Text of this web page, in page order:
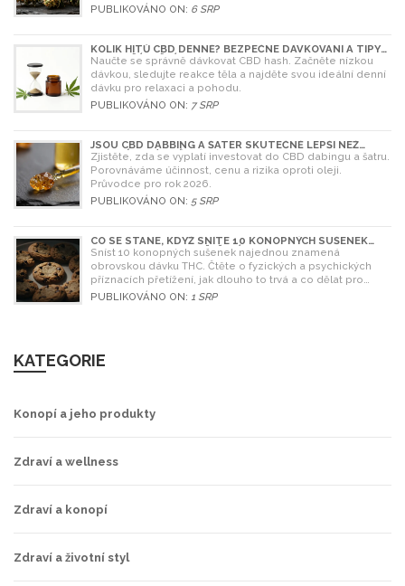
PUBLIKOVÁNO ON: 6 SRP
KOLIK HITŮ CBD DENNĚ? BEZPEČNÉ DÁVKOVÁNÍ A TIPY
PRO ZAČÁTEČNÍKY
Naučte se správně dávkovat CBD hash. Začněte nízkou
dávkou, sledujte reakce těla a najděte svou ideální denní
dávku pro relaxaci a pohodu.
PUBLIKOVÁNO ON: 7 SRP
JSOU CBD DABBING A ŠATER SKUTEČNĚ LEPŠÍ NEŽ
OLEJ? ÚPLNÝ PRŮVODCE
Zjistěte, zda se vyplatí investovat do CBD dabingu a šatru.
Porovnáváme účinnost, cenu a rizika oproti oleji.
Průvodce pro rok 2026.
PUBLIKOVÁNO ON: 5 SRP
CO SE STANE, KDYŽ SNÍTE 10 KONOPNÝCH SUŠENEK
NAJEDNOU? RIZIKA A ŘEŠENÍ
Sníst 10 konopných sušenek najednou znamená
obrovskou dávku THC. Čtěte o fyzických a psychických
příznacích přetížení, jak dlouho to trvá a co dělat pro
úlevu.
PUBLIKOVÁNO ON: 1 SRP
KATEGORIE
Konopí a jeho produkty
Zdraví a wellness
Zdraví a konopí
Zdraví a životní styl